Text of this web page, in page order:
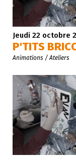
Jeudi 22 octobre
P'TITS
Animations / Ateliers